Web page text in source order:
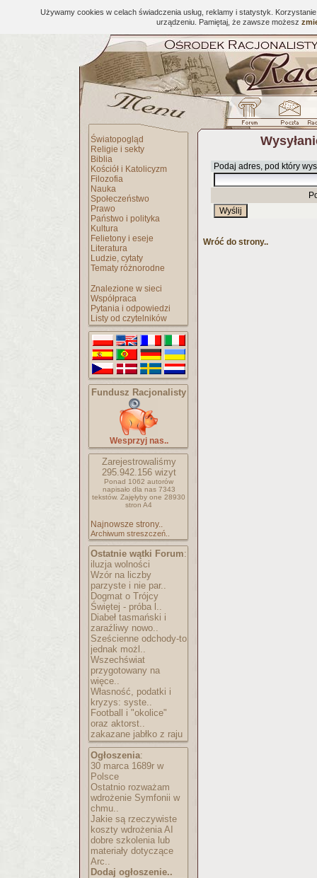
Używamy cookies w celach świadczenia usług, reklamy i statystyk.
urządzeniu. Pamiętaj, że zawsze możesz
Światopogląd
Religie i sekty
Biblia
Kościół i Katolicyzm
Filozofia
Nauka
Społeczeństwo
Prawo
Państwo i polityka
Kultura
Felietony i eseje
Literatura
Ludzie, cytaty
Tematy różnorodne
Znalezione w sieci
Współpraca
Pytania i odpowiedzi
Listy od czytelników
Fundusz Racjonalisty
Wesprzyj nas..
Zarejestrowaliśmy
295.942.156wizyt
Ponad 1062 autorów
napisało dla nas 7343
tekstów. Zajęłyby one 28930
stron A4
Najnowsze strony..
Archiwum streszczeń..
Ostatnie wątki Forum:
iluzja wolności
Wzór na liczby
parzyste i nie par..
Dogmat o Trójcy
Świętej - próba l..
Diabeł tasmański i
zaraźliwy nowo..
Sześcienne odchody-to
jednak możl..
Wszechświat
przygotowany na
więce..
Własność, podatki i
kryzys: syste..
Football i "okolice"
oraz aktorst..
zakazane jabłko z raju
Ogłoszenia:
30 marca 1689r w
Polsce
Ostatnio rozważam
wdrożenie Symfonii w
chmu..
Jakie są rzeczywiste
koszty wdrożenia AI
dobre szkolenia lub
materiały dotyczące
Arc..
Dodaj ogłoszenie..
Podaj adres, pod który
Wróć do strony..